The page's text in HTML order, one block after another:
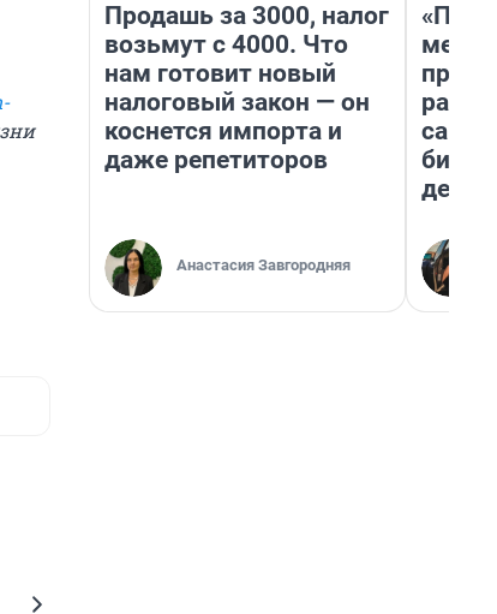
Продашь за 3000, налог
возьмут с 4000. Что
нам готовит новый
налоговый закон — он
коснется импорта и
даже репетиторов
Анастасия Завгородняя